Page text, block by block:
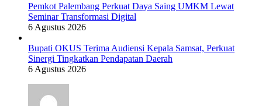
Pemkot Palembang Perkuat Daya Saing UMKM Lewat
Seminar Transformasi Digital
6 Agustus 2026
Bupati OKUS Terima Audiensi Kepala Samsat, Perkuat
Sinergi Tingkatkan Pendapatan Daerah
6 Agustus 2026